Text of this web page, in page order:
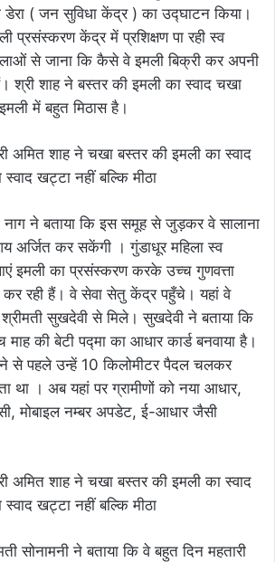
डेरा ( जन सुविधा केंद्र ) का उद्घाटन किया।
प्रसंस्करण केंद्र में प्रशिक्षण पा रही स्व
से जाना कि कैसे वे इमली बिक्री कर अपनी
श्री शाह ने बस्तर की इमली का स्वाद चखा
में बहुत मिठास है।
नाग ने बताया कि इस समूह से जुड़कर वे सालाना
कर सकेंगी । गुंडाधूर महिला स्व
इमली का प्रसंस्करण करके उच्च गुणवत्ता
कर रही हैं। वे सेवा सेतु केंद्र पहुँचे। यहां वे
श्रीमती सुखदेवी से मिले। सुखदेवी ने बताया कि
माह की बेटी पद्मा का आधार कार्ड बनवाया है।
से पहले उन्हें 10 किलोमीटर पैदल चलकर
था । अब यहां पर ग्रामीणों को नया आधार,
मोबाइल नम्बर अपडेट, ई-आधार जैसी
सोनामनी ने बताया कि वे बहुत दिन महतारी